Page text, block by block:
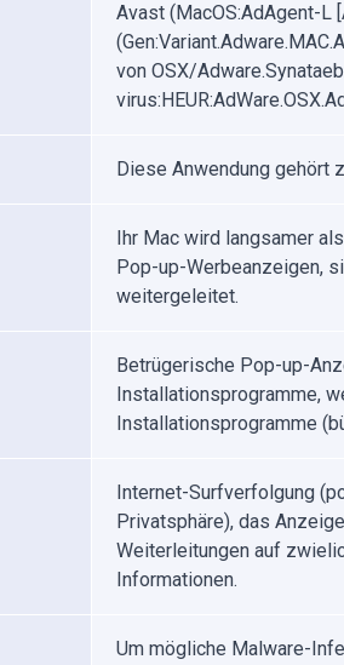
Avast (MacOS:AdAgent-L
von OSX/
Diese Anwendung gehört
Ihr Mac wird langsamer
Pop-up-Werbeanzeigen,
weitergeleitet.
Betrügerische Pop-up-
Installationsprogramme,
Installationsprogramme
Internet-Surfverfolgung
Privatsphäre), das
Weiterleitungen auf
Informationen.
Um mögliche Malware-